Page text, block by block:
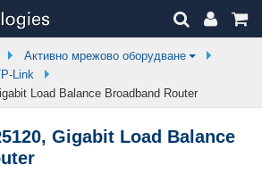
Активно мрежово оборудване
Link
Load Balance Broadband Router
Gigabit Load Balance